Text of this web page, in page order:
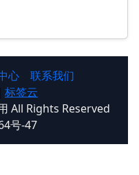
心
联系我们
标签云
All Rights Reserved
号-47